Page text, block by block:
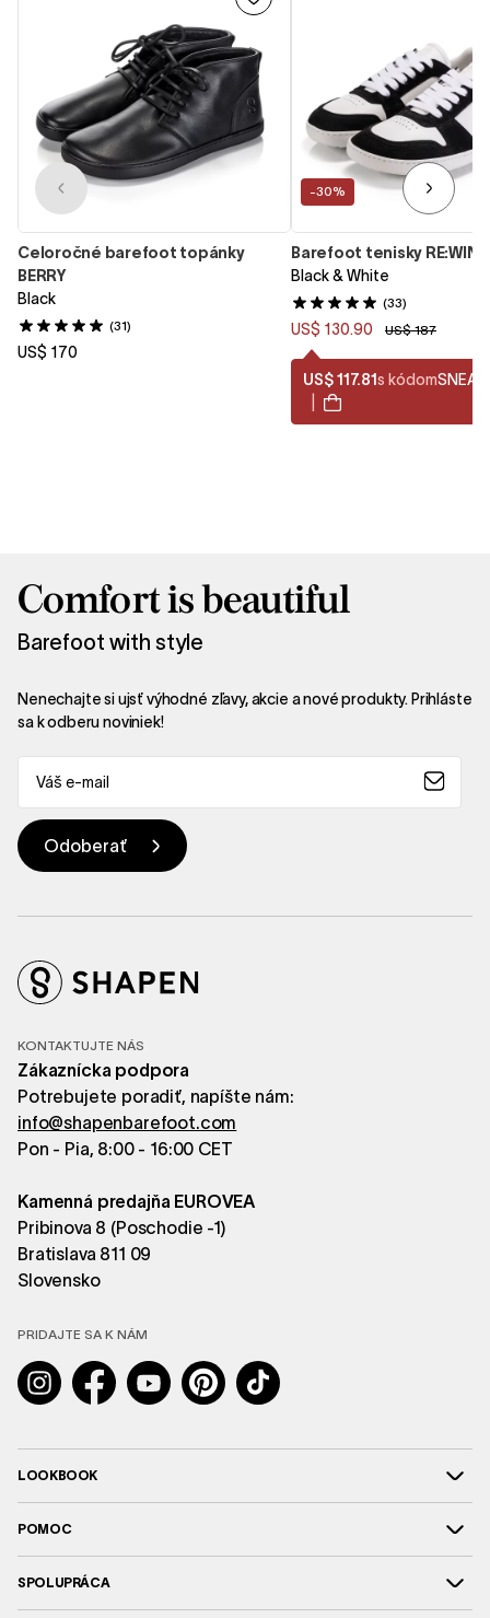
Celoročné barefoot topánky
BERRY
Black
(31)
US$ 170
-30%
Barefoot tenisky RE:WIND
Black & White
(33)
US$ 130.90 US$ 187
US$ 117.81s kódom
Comfort is beautiful
Barefoot with style
Nenechajte si ujsť výhodné zľavy, akcie a nové produkty. Prihláste
sa k odberu noviniek!
KONTAKTUJTE NÁS
Zákaznícka podpora
Potrebujete poradiť, napíšte nám:
info@shapenbarefoot.com
Pon - Pia, 8:00 - 16:00 CET
Kamenná predajňa EUROVEA
Pribinova 8 (Poschodie -1)
Bratislava 811 09
Slovensko
PRIDAJTE SA K NÁM
InstagramFacebookYouTubePinterestTikTok
LOOKBOOK
POMOC
SPOLUPRÁCA